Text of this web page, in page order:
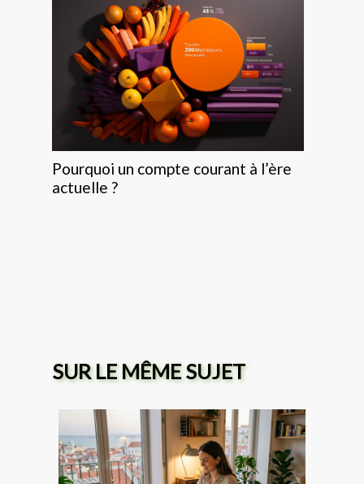
Pourquoi un compte courant à l’ère
actuelle ?
SUR LE MÊME SUJET